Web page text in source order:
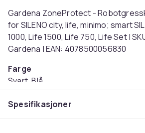
Gardena ZoneProtect -
for SILENO city, life, minimo; smart
1000, Life 1500, Life 750, Life Set |
Gardena | EAN: 4078500056830
Farge
Svart, Blå
1010e72c-a3e8-46ae-8f10-
Spesifikasjoner